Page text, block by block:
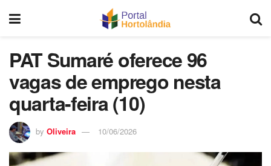
PAT Sumaré oferece 96
vagas de emprego nesta
quarta-feira (10)
by Oliveira 10/06/2026